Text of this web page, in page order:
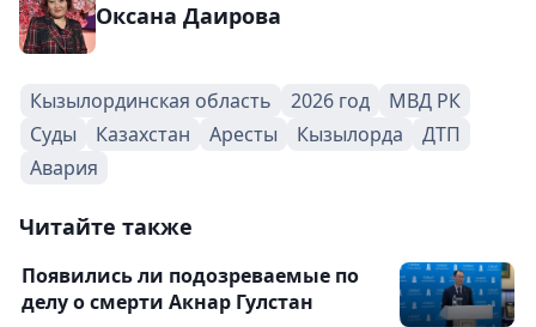
Оксана Даирова
Кызылординская область 2026 год
МВД РК
Суды
Казахстан Аресты Кызылорда
ДТП
Авария
Читайте также
Появились ли подозреваемые по
делу о смерти Акнар Гулстан